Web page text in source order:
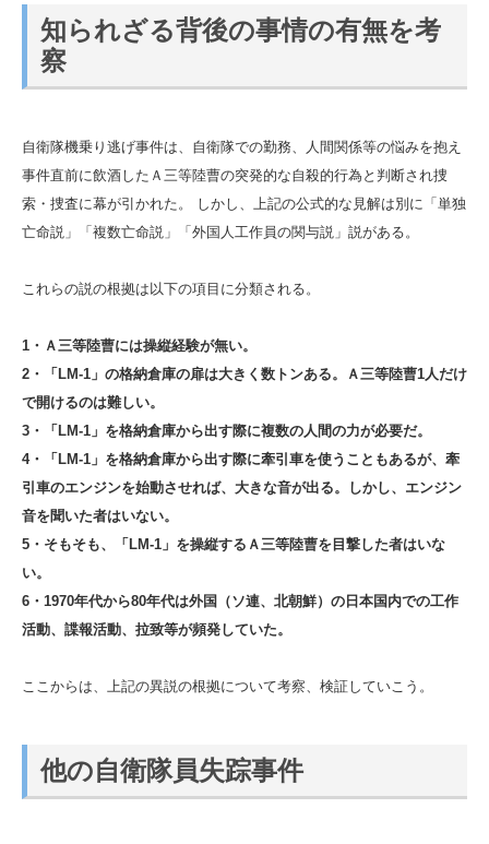
知られざる背後の事情の有無を考
察
自衛隊機乗り逃げ事件は、自衛隊での勤務、人間関係等の悩みを抱え
事件直前に飲酒したＡ三等陸曹の突発的な自殺的行為と判断され捜
索・捜査に幕が引かれた。 しかし、上記の公式的な見解は別に「単独
亡命説」「複数亡命説」「外国人工作員の関与説」説がある。
これらの説の根拠は以下の項目に分類される。
1・Ａ三等陸曹には操縦経験が無い。
2・「LM-1」の格納倉庫の扉は大きく数トンある。Ａ三等陸曹1人だけ
で開けるのは難しい。
3・「LM-1」を格納倉庫から出す際に複数の人間の力が必要だ。
4・「LM-1」を格納倉庫から出す際に牽引車を使うこともあるが、牽
引車のエンジンを始動させれば、大きな音が出る。しかし、エンジン
音を聞いた者はいない。
5・そもそも、「LM-1」を操縦するＡ三等陸曹を目撃した者はいな
い。
6・1970年代から80年代は外国（ソ連、北朝鮮）の日本国内での工作
活動、諜報活動、拉致等が頻発していた。
ここからは、上記の異説の根拠について考察、検証していこう。
他の自衛隊員失踪事件